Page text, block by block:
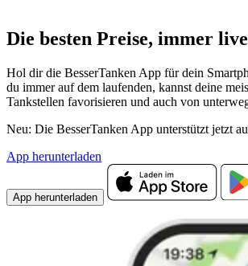
Die besten Preise, immer live
Hol dir die BesserTanken App für dein
du immer auf dem laufenden, kannst deine
Tankstellen favorisieren und auch von
Neu: Die BesserTanken App unterstützt jetzt
App herunterladen
App herunterladen